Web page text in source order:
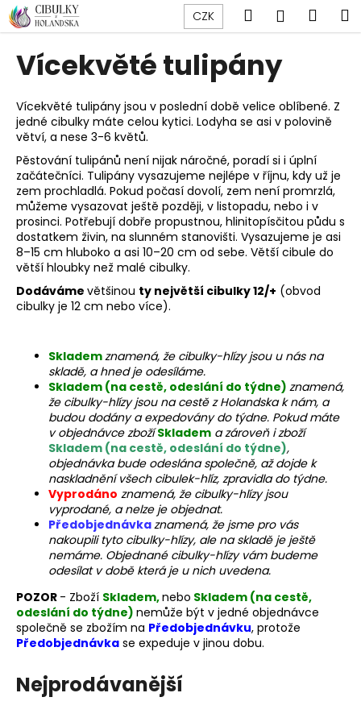
Přejít
na
obsah
CZK Hledat
Vícekvěté tulipány
Vícekvěté tulipány jsou v poslední době velice oblíbené. Z
jedné cibulky máte celou kytici. Lodyha se asi v polovině
větví, a nese 3-6 květů.
Pěstování tulipánů není nijak náročné, poradí si i úplní
začátečníci. Tulipány vysazujeme nejlépe v říjnu, kdy už je
zem prochladlá. Pokud počasí dovolí, zem není promrzlá,
můžeme vysazovat ještě později, v listopadu, nebo i v
prosinci. Potřebují dobře propustnou, hlinitopísčitou půdu s
dostatkem živin, na slunném stanovišti. Vysazujeme je asi
8–15 cm hluboko a asi 10–20 cm od sebe. Větší cibule do
větší hloubky než malé cibulky.
Dodáváme většinou ty největší cibulky 12/+ (obvod
cibulky je 12 cm nebo více).
Sklademznamená, že cibulky-hlízy jsou u nás na
skladě, a hned je odesíláme.
Skladem (na cestě, odeslání do týdne) znamená,
že cibulky-hlízy jsou na cestě z Holandska k nám, a
budou dodány a expedovány do týdne. Pokud máte
v objednávce zbožíSkladem a zároveň i zboží
Skladem (na cestě, odeslání do týdne),
objednávka bude odeslána společně, až dojde k
naskladnění všech cibulek-hlíz, zpravidla do týdne.
Vyprodáno znamená, že cibulky-hlízy jsou
vyprodané, a nelze je objednat.
Předobjednávkaznamená, že jsme pro vás
nakoupili tyto cibulky-hlízy, ale na skladě je ještě
nemáme. Objednané cibulky-hlízy vám budeme
odesílat v době která je u nich uvedena.
POZOR - Zboží Skladem,nebo Skladem (na cestě,
odeslání do týdne) nemůže být v jedné objednávce
společně se zbožím na Předobjednávku, protože
Předobjednávka se expeduje v jinou dobu.
Nejprodávanější
K
o
o
p
o
t
ř
e
b
u
j
e
t
HLEDAT
D
o
p
r